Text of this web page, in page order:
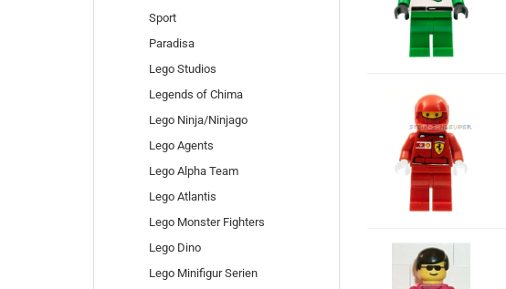
Sport
Paradisa
Lego Studios
Legends of Chima
Lego Ninja/Ninjago
Lego Agents
Lego Alpha Team
Lego Atlantis
Lego Monster Fighters
Lego Dino
Lego Minifigur Serien